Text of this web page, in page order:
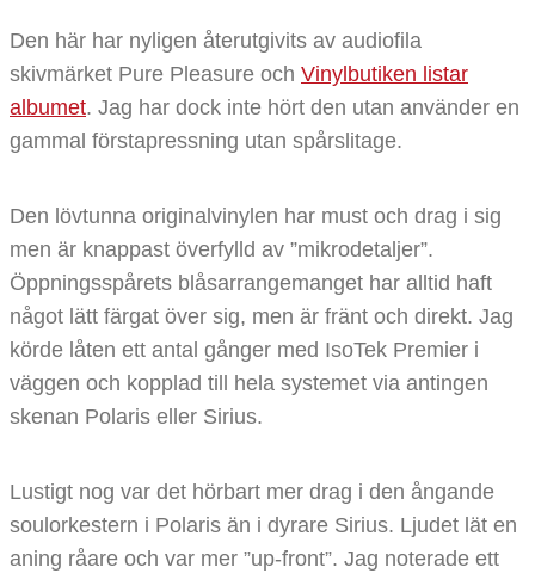
Den här har nyligen återutgivits av audiofila
skivmärket Pure Pleasure och Vinylbutiken listar
albumet. Jag har dock inte hört den utan använder en
gammal förstapressning utan spårslitage.
Den lövtunna originalvinylen har must och drag i sig
men är knappast överfylld av ”mikrodetaljer”.
Öppningsspårets blåsarrangemanget har alltid haft
något lätt färgat över sig, men är fränt och direkt. Jag
körde låten ett antal gånger med IsoTek Premier i
väggen och kopplad till hela systemet via antingen
skenan Polaris eller Sirius.
Lustigt nog var det hörbart mer drag i den ångande
soulorkestern i Polaris än i dyrare Sirius. Ljudet lät en
aning råare och var mer ”up-front”. Jag noterade ett